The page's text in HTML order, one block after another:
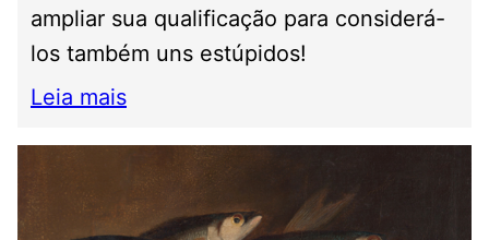
ampliar sua qualificação para considerá-
los também uns estúpidos!
Leia mais